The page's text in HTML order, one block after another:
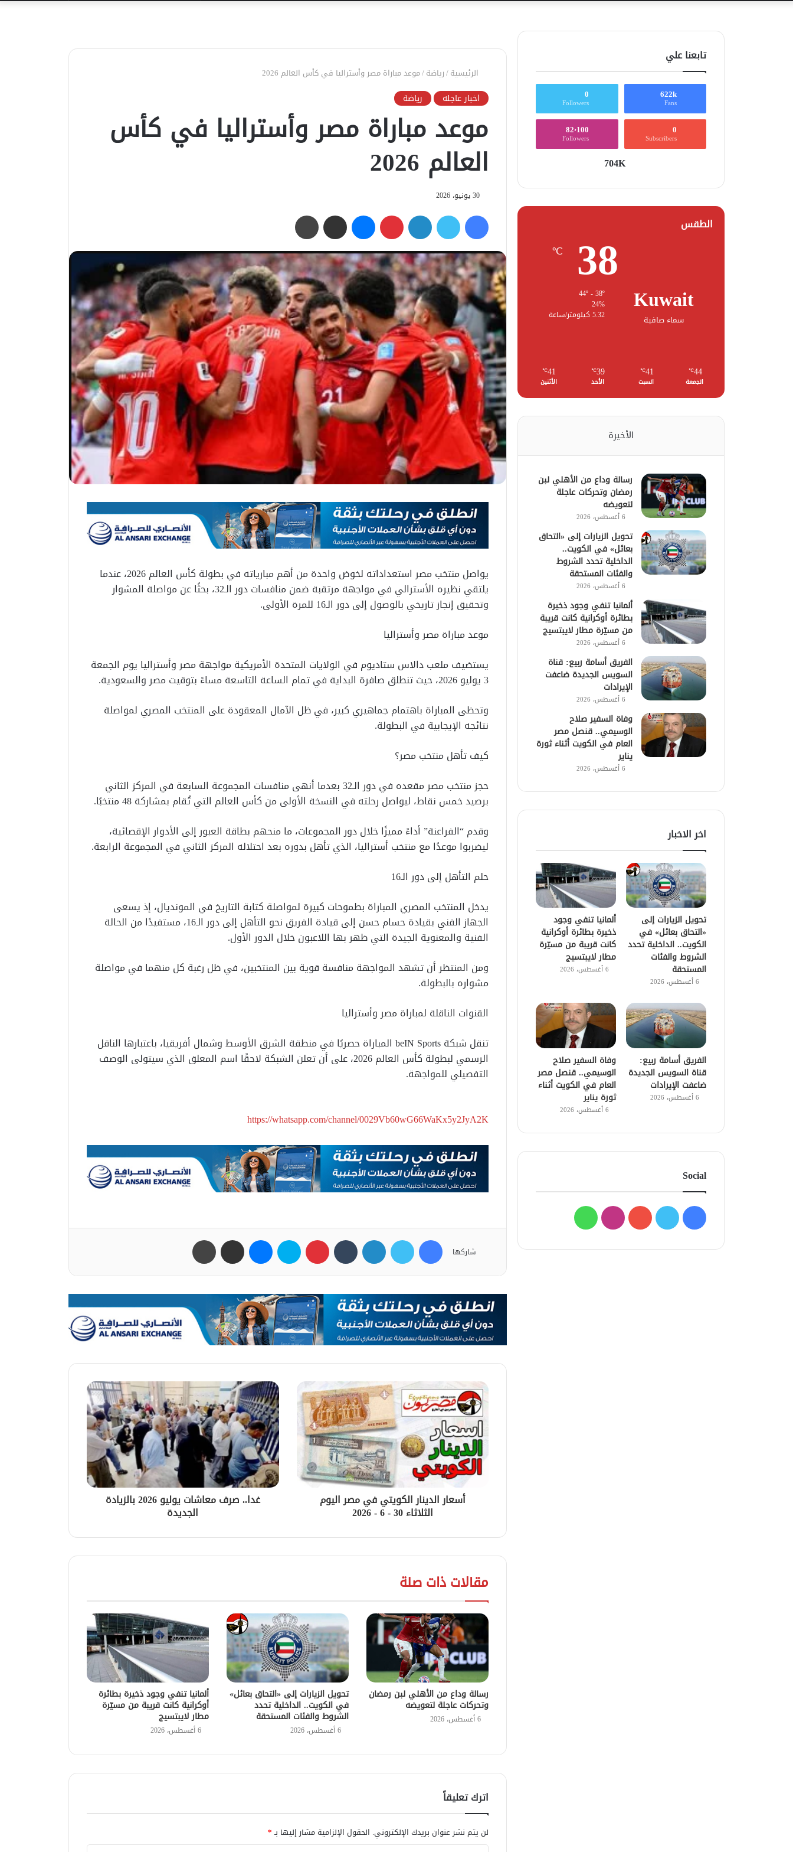
الرئيسية/رياضة/موعد مباراة مصر وأستراليا في كأس العالم 2026
اخبار عاجله رياضة
موعد مباراة مصر وأستراليا في كأس
العالم 2026
30 يونيو، 2026
فيسبوك تويتر لينكدإن بينتيريست ماسنجر مشاركة عبر البريد
يواصل منتخب مصر استعداداته لخوض واحدة من أهم مبارياته في بطولة كأس العالم 2026، عندما
يلتقي نظيره الأسترالي في مواجهة مرتقبة ضمن منافسات دور الـ32، بحثًا عن مواصلة المشوار
وتحقيق إنجاز تاريخي بالوصول إلى دور الـ16 للمرة الأولى.
موعد مباراة مصر وأستراليا
يستضيف ملعب دالاس ستاديوم في الولايات المتحدة الأمريكية مواجهة مصر وأستراليا يوم الجمعة
3 يوليو 2026، حيث تنطلق صافرة البداية في تمام الساعة التاسعة مساءً بتوقيت مصر والسعودية.
وتحظى المباراة باهتمام جماهيري كبير، في ظل الآمال المعقودة على المنتخب المصري لمواصلة
نتائجه الإيجابية في البطولة.
كيف تأهل منتخب مصر؟
حجز منتخب مصر مقعده في دور الـ32 بعدما أنهى منافسات المجموعة السابعة في المركز الثاني
برصيد خمس نقاط، ليواصل رحلته في النسخة الأولى من كأس العالم التي تُقام بمشاركة 48 منتخبًا.
وقدم “الفراعنة” أداءً مميزًا خلال دور المجموعات، ما منحهم بطاقة العبور إلى الأدوار الإقصائية،
ليضربوا موعدًا مع منتخب أستراليا، الذي تأهل بدوره بعد احتلاله المركز الثاني في المجموعة الرابعة.
حلم التأهل إلى دور الـ16
يدخل المنتخب المصري المباراة بطموحات كبيرة لمواصلة كتابة التاريخ في المونديال، إذ يسعى
الجهاز الفني بقيادة حسام حسن إلى قيادة الفريق نحو التأهل إلى دور الـ16، مستفيدًا من الحالة
الفنية والمعنوية الجيدة التي ظهر بها اللاعبون خلال الدور الأول.
ومن المنتظر أن تشهد المواجهة منافسة قوية بين المنتخبين، في ظل رغبة كل منهما في مواصلة
مشواره بالبطولة.
القنوات الناقلة لمباراة مصر وأستراليا
تنقل شبكة beIN Sports المباراة حصريًا في منطقة الشرق الأوسط وشمال أفريقيا، باعتبارها الناقل
الرسمي لبطولة كأس العالم 2026، على أن تعلن الشبكة لاحقًا اسم المعلق الذي سيتولى الوصف
التفصيلي للمواجهة.
https://whatsapp.com/channel/0029Vb60wG66WaKx5y2JyA2K
شاركها
فيسبوك تويتر لينكدإن بينتيريست سكايب ماسنجر مشاركة عبر البريد
أسعار الدينار الكويتي في مصر اليوم
الثلاثاء 30 - 6 - 2026
غدا.. صرف معاشات يوليو 2026 بالزيادة
الجديدة
مقالات ذات صلة
رسالة وداع من الأهلي لبن رمضان
وتحركات عاجلة لتعويضه
6 أغسطس، 2026
تحويل الزيارات إلى «التحاق بعائل»
في الكويت.. الداخلية تحدد
الشروط والفئات المستحقة
6 أغسطس، 2026
ألمانيا تنفي وجود ذخيرة بطائرة
أوكرانية كانت قريبة من مسيّرة
مطار لايبتسيج
6 أغسطس، 2026
اترك تعليقاً
لن يتم نشر عنوان بريدك الإلكتروني. الحقول الإلزامية مشار إليها بـ*
تابعنا علي
622k
Fans
0
Followers
0
Subscribers
82٬100
Followers
704K
الطقس
Kuwait
سماء صافية
38
℃
44º - 38º
24%
5.32 كيلومتر/ساعة
44
℃
الجمعة
41
℃
السبت
39
℃
الأحد
41
℃
الأثنين
الأخيرة
رسالة وداع من الأهلي لبن
رمضان وتحركات عاجلة
لتعويضه
6 أغسطس، 2026
تحويل الزيارات إلى «التحاق
بعائل» في الكويت..
الداخلية تحدد الشروط
والفئات المستحقة
6 أغسطس، 2026
ألمانيا تنفي وجود ذخيرة
بطائرة أوكرانية كانت قريبة
من مسيّرة مطار لايبتسيج
6 أغسطس، 2026
الفريق أسامة ربيع: قناة
السويس الجديدة ضاعفت
الإيرادات
6 أغسطس، 2026
وفاة السفير صلاح
الوسيمي.. قنصل مصر
العام في الكويت أثناء ثورة
يناير
6 أغسطس، 2026
اخر الاخبار
تحويل الزيارات إلى
«التحاق بعائل» في
الكويت.. الداخلية تحدد
الشروط والفئات
المستحقة
6 أغسطس، 2026
ألمانيا تنفي وجود
ذخيرة بطائرة أوكرانية
كانت قريبة من مسيّرة
مطار لايبتسيج
6 أغسطس، 2026
الفريق أسامة ربيع:
قناة السويس الجديدة
ضاعفت الإيرادات
6 أغسطس، 2026
وفاة السفير صلاح
الوسيمي.. قنصل مصر
العام في الكويت أثناء
ثورة يناير
6 أغسطس، 2026
Social
فيسبوك
تويتر يوتيوبانستقرامواتساب